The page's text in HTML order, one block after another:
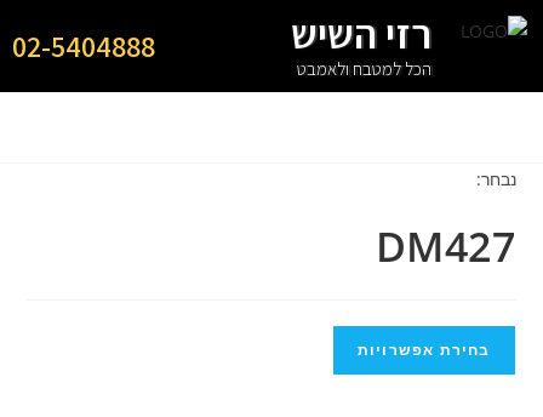
רזי השיש
הכל למטבח ולאמבט
02-5404888
נבחר:
DM427
בחירת אפשרויות